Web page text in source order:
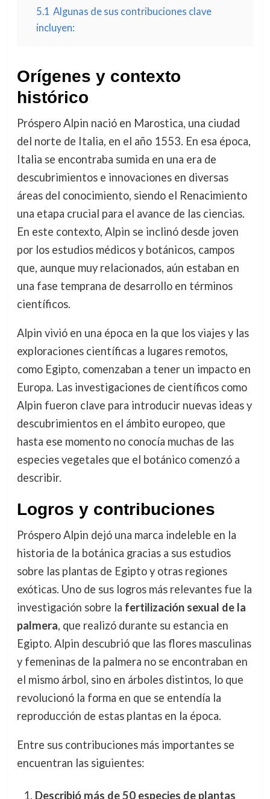
5.1 Algunas de sus contribuciones clave
incluyen:
Orígenes y contexto
histórico
Próspero Alpin nació en Marostica, una ciudad
del norte de Italia, en el año 1553. En esa época,
Italia se encontraba sumida en una era de
descubrimientos e innovaciones en diversas
áreas del conocimiento, siendo el Renacimiento
una etapa crucial para el avance de las ciencias.
En este contexto, Alpin se inclinó desde joven
por los estudios médicos y botánicos, campos
que, aunque muy relacionados, aún estaban en
una fase temprana de desarrollo en términos
científicos.
Alpin vivió en una época en la que los viajes y las
exploraciones científicas a lugares remotos,
como Egipto, comenzaban a tener un impacto en
Europa. Las investigaciones de científicos como
Alpin fueron clave para introducir nuevas ideas y
descubrimientos en el ámbito europeo, que
hasta ese momento no conocía muchas de las
especies vegetales que el botánico comenzó a
describir.
Logros y contribuciones
Próspero Alpin dejó una marca indeleble en la
historia de la botánica gracias a sus estudios
sobre las plantas de Egipto y otras regiones
exóticas. Uno de sus logros más relevantes fue la
investigación sobre la fertilización sexual de la
palmera, que realizó durante su estancia en
Egipto. Alpin descubrió que las flores masculinas
y femeninas de la palmera no se encontraban en
el mismo árbol, sino en árboles distintos, lo que
revolucionó la forma en que se entendía la
reproducción de estas plantas en la época.
Entre sus contribuciones más importantes se
encuentran las siguientes:
Describió más de 50 especies de plantas